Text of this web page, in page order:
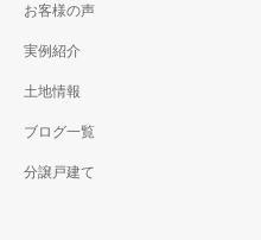
お客様の声
実例紹介
土地情報
ブログ一覧
分譲戸建て